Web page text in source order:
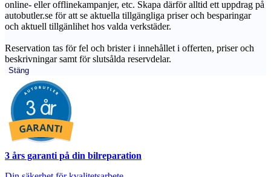
online- eller offlinekampanjer, etc. Skapa därför alltid ett uppdrag på
autobutler.se för att se aktuella tillgängliga priser och besparingar
och aktuell tillgänlihet hos valda verkstäder.
Reservation tas för fel och brister i innehållet i offerten, priser och
beskrivningar samt för slutsålda reservdelar.
Stäng
3 års garanti på din bilreparation